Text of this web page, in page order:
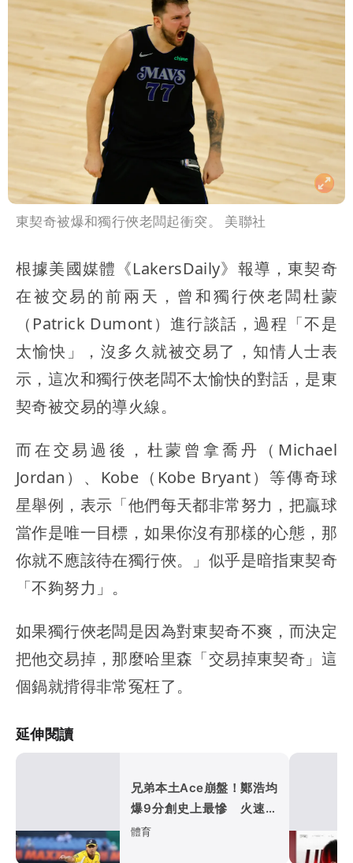
東契奇被爆和獨行俠老闆起衝突。 美聯社
根據美國媒體《LakersDaily》報導，東契奇
在被交易的前兩天，曾和獨行俠老闆杜蒙
（Patrick Dumont）進行談話，過程「不是
太愉快」，沒多久就被交易了，知情人士表
示，這次和獨行俠老闆不太愉快的對話，是東
契奇被交易的導火線。
而在交易過後，杜蒙曾拿喬丹（Michael
Jordan）、Kobe（Kobe Bryant）等傳奇球
星舉例，表示「他們每天都非常努力，把贏球
當作是唯一目標，如果你沒有那樣的心態，那
你就不應該待在獨行俠。」似乎是暗指東契奇
「不夠努力」。
如果獨行俠老闆是因為對東契奇不爽，而決定
把他交易掉，那麼哈里森「交易掉東契奇」這
個鍋就揹得非常冤枉了。
延伸閱讀
兄弟本土Ace崩盤！鄭浩均
爆9分創史上最慘 火速下
放二軍
體育